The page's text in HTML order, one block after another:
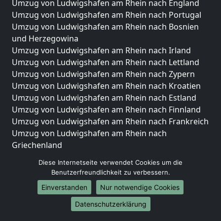
Umzug von Ludwigshafen am Rhein nach England
Umzug von Ludwigshafen am Rhein nach Portugal
Umzug von Ludwigshafen am Rhein nach Bosnien
und Herzegowina
Umzug von Ludwigshafen am Rhein nach Irland
Umzug von Ludwigshafen am Rhein nach Lettland
Umzug von Ludwigshafen am Rhein nach Zypern
Umzug von Ludwigshafen am Rhein nach Kroatien
Umzug von Ludwigshafen am Rhein nach Estland
Umzug von Ludwigshafen am Rhein nach Finnland
Umzug von Ludwigshafen am Rhein nach Frankreich
Umzug von Ludwigshafen am Rhein nach
Griechenland
Umzug von Ludwigshafen am Rhein nach
Liechtenstein
Umzug von Ludwigshafen am Rhein nach
Diese Internetseite verwendet Cookies um die
Benutzerfreundlichkeit zu verbessern.
Einverstanden
Nur notwendige Cookies
Datenschutzerklärung